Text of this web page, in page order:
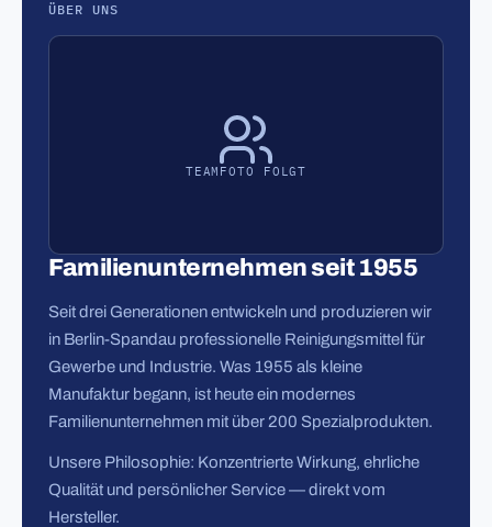
ÜBER UNS
TEAMFOTO FOLGT
Familienunternehmen seit 1955
Seit drei Generationen entwickeln und produzieren wir
in Berlin-Spandau professionelle Reinigungsmittel für
Gewerbe und Industrie. Was 1955 als kleine
Manufaktur begann, ist heute ein modernes
Familienunternehmen mit über 200 Spezialprodukten.
Unsere Philosophie: Konzentrierte Wirkung, ehrliche
Qualität und persönlicher Service — direkt vom
Hersteller.